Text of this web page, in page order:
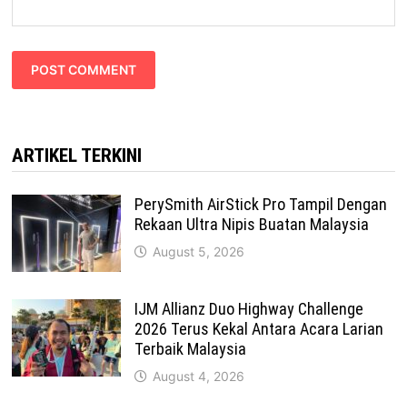
ARTIKEL TERKINI
PerySmith AirStick Pro Tampil Dengan
Rekaan Ultra Nipis Buatan Malaysia
August 5, 2026
IJM Allianz Duo Highway Challenge
2026 Terus Kekal Antara Acara Larian
Terbaik Malaysia
August 4, 2026